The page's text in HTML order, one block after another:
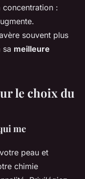
concentration :
souvent plus
sa meilleure
le choix du
me
peau et
chimie